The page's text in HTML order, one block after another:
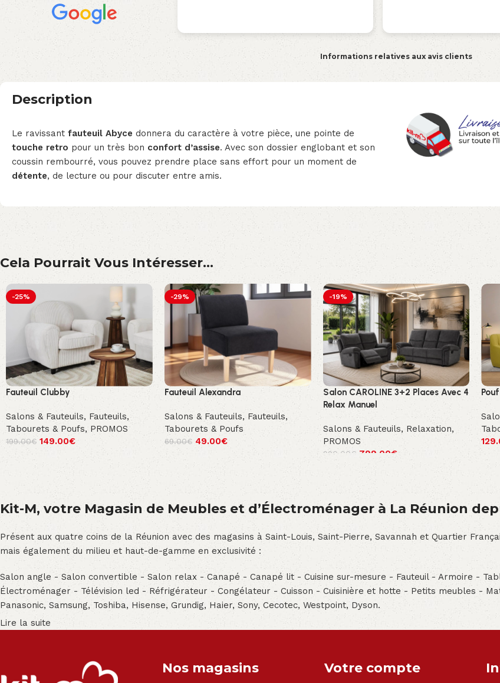
Informations relatives aux avis clients
Description
Le ravissant fauteuil Abyce donnera du caractère à votre pièce, une pointe de
touche retro pour un très bon confort d’assise. Avec son dossier englobant et son
coussin rembourré, vous pouvez prendre place sans effort pour un moment de
détente, de lecture ou pour discuter entre amis.
Cela Pourrait Vous Intéresser...
-25%
Fauteuil Clubby
Salons & Fauteuils, Fauteuils,
Tabourets & Poufs, PROMOS
199.00€ 149.00€
-29%
Fauteuil Alexandra
Salons & Fauteuils, Fauteuils,
Tabourets & Poufs
69.00€ 49.00€
-19%
Salon CAROLINE 3+2 Places Avec 4
Relax Manuel
Salons & Fauteuils, Relaxation,
PROMOS
990.00€ 799.00€
Pouf
Kit-M, votre Magasin de Meubles et d’Électroménager à La Réunion
Présent aux quatre coins de la Réunion avec des magasins à Saint-Louis, Saint-Pierre, Savannah et Quartier
mais également du milieu et haut-de-gamme en exclusivité :
Salon angle - Salon convertible - Salon relax - Canapé - Canapé lit - Cuisine sur-mesure - Fauteuil - Armoire -
Électroménager - Télévision led - Réfrigérateur - Congélateur - Cuisson - Cuisinière et hotte - Petits meubles -
Panasonic, Samsung, Toshiba, Hisense, Grundig, Haier, Sony, Cecotec, Westpoint, Dyson.
Lire la suite
Nos magasins Votre compte